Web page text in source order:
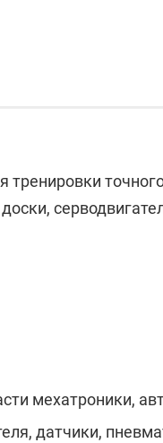
тренировки
мехатроники,
датчики,